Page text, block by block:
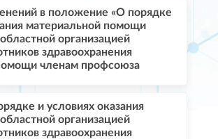
в положение «О порядке
материальной помощи
организацией
здравоохранения
членам профсоюза
и условиях оказания
организацией
здравоохранения